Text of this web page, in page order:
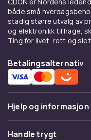
både små
stadig større utvalg av
og elektronikk til hage,
Ting for livet, rett og
Betalingsalternativ
Hjelp og informasjon
Vanlige spørsmål
Handle trygt